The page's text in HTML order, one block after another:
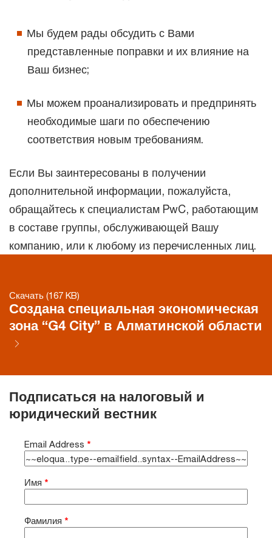
Мы будем рады обсудить с Вами
представленные поправки и их влияние на
Ваш бизнес;
Мы можем проанализировать и предпринять
необходимые шаги по обеспечению
соответствия новым требованиям.
Если Вы заинтересованы в получении
дополнительной информации, пожалуйста,
обращайтесь к специалистам PwC, работающим
в составе группы, обслуживающей Вашу
компанию, или к любому из перечисленных лиц.
Скачать (167 KB)
Создана специальная экономическая
зона “G4 City” в Алматинской области
Подписаться на налоговый и
юридический вестник
Email Address *
Имя *
Фамилия *